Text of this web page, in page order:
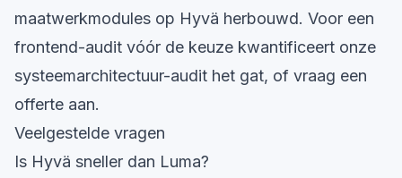
maatwerkmodules op Hyvä herbouwd. Voor een
frontend-audit vóór de keuze kwantificeert onze
systeemarchitectuur-audit het gat, of vraag een
offerte aan.
Veelgestelde vragen
Is Hyvä sneller dan Luma?